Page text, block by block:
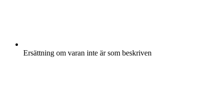
Ersättning om varan inte är som beskriven